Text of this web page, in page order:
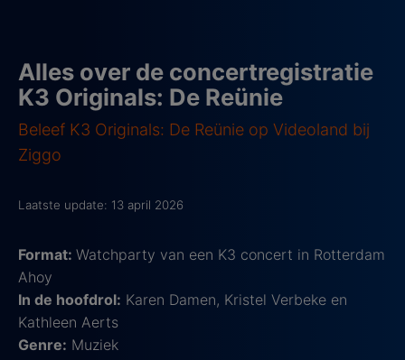
Alles over de concertregistratie
K3 Originals: De Reünie
Beleef K3 Originals: De Reünie op Videoland bij
Ziggo
Laatste update: 13 april 2026
Format: Watchparty van een K3 concert in Rotterdam
Ahoy
In de hoofdrol: Karen Damen, Kristel Verbeke en
Kathleen Aerts
Genre: Muziek